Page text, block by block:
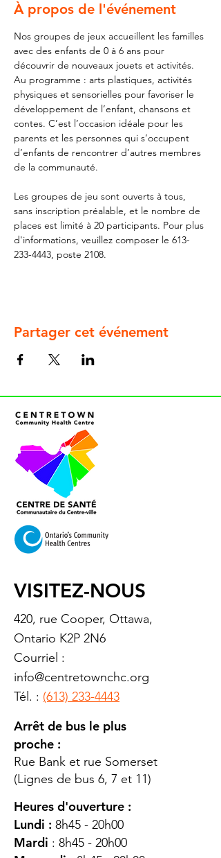
À propos de l'événement
Nos groupes de jeux accueillent les familles
avec des enfants de 0 à 6 ans pour
découvrir de nouveaux jouets et activités.
Au programme : arts plastiques, activités
physiques et sensorielles pour favoriser le
développement de l’enfant, chansons et
contes. C’est l’occasion idéale pour les
parents et les personnes qui s’occupent
d’enfants de rencontrer d’autres membres
de la communauté.
Les groupes de jeu sont ouverts à tous,
sans inscription préalable, et le nombre de
places est limité à 20 participants. Pour plus
d'informations, veuillez composer le 613-
233-4443, poste 2108.
Partager cet événement
VISITEZ-NOUS
420, rue Cooper, Ottawa,
Ontario K2P 2N6
Courriel :
info@centretownchc.org
Tél. : (613) 233-4443
Arrêt de bus le plus
proche :
Rue Bank et rue Somerset
(Lignes de bus 6, 7 et 11)
Heures d'ouverture :
Lundi : 8h45 - 20h00
Mardi : 8h45 - 20h00